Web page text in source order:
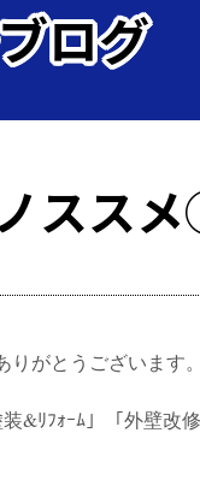
ログ
ススメ
がとうございます。
&ﾘﾌｫｰﾑ」「外壁改